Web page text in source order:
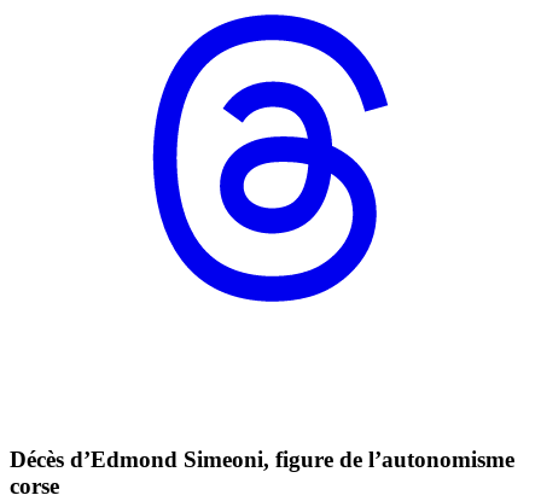
Décès d’Edmond Simeoni, figure de l’autonomisme
corse